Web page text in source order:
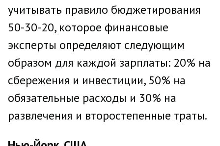
учитывать правило бюджетирования
50-30-20, которое финансовые
эксперты определяют следующим
образом для каждой зарплаты: 20% на
сбережения и инвестиции, 50% на
обязательные расходы и 30% на
развлечения и второстепенные траты.